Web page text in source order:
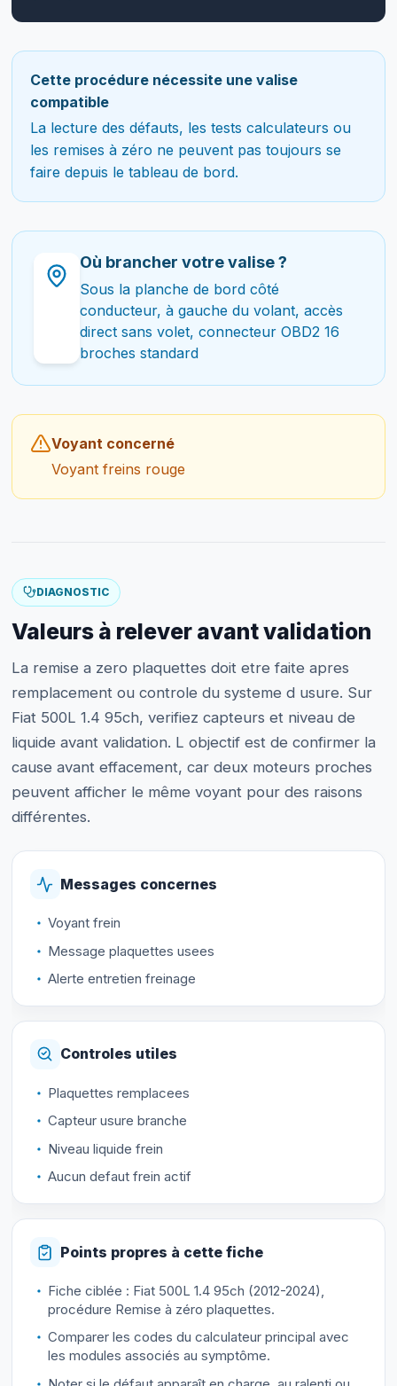
Cette procédure nécessite une valise
compatible
La lecture des défauts, les tests calculateurs ou
les remises à zéro ne peuvent pas toujours se
faire depuis le tableau de bord.
Où brancher votre valise ?
Sous la planche de bord côté
conducteur, à gauche du volant, accès
direct sans volet, connecteur OBD2 16
broches standard
Voyant concerné
Voyant freins rouge
DIAGNOSTIC
Valeurs à relever avant validation
La remise a zero plaquettes doit etre faite apres
remplacement ou controle du systeme d usure. Sur
Fiat 500L 1.4 95ch, verifiez capteurs et niveau de
liquide avant validation. L objectif est de confirmer la
cause avant effacement, car deux moteurs proches
peuvent afficher le même voyant pour des raisons
différentes.
Messages concernes
Voyant frein
Message plaquettes usees
Alerte entretien freinage
Controles utiles
Plaquettes remplacees
Capteur usure branche
Niveau liquide frein
Aucun defaut frein actif
Points propres à cette fiche
Fiche ciblée : Fiat 500L 1.4 95ch (2012-2024),
procédure Remise à zéro plaquettes.
Comparer les codes du calculateur principal avec
les modules associés au symptôme.